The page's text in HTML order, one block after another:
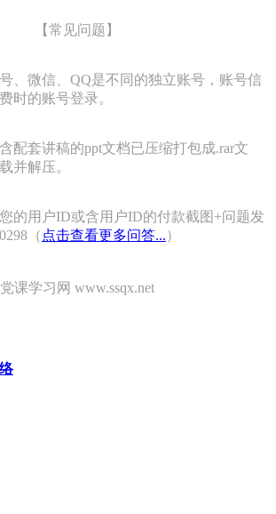
【常见问题】
、微信、QQ是不同的独立账号，账号信
时的账号登录。
配套讲稿的ppt文档已压缩打包成.rar文
并解压。
的用户ID或含用户ID的付款截图+问题发
（ 点击查看更多问答...）
党课学习网 www.ssqx.net